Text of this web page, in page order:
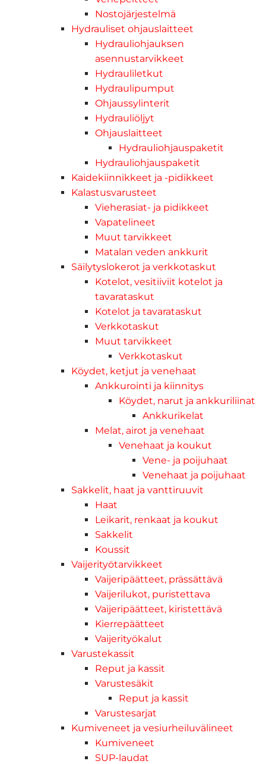
Nostojärjestelmä
Hydrauliset ohjauslaitteet
Hydrauliohjauksen
asennustarvikkeet
Hydrauliletkut
Hydraulipumput
Ohjaussylinterit
Hydrauliöljyt
Ohjauslaitteet
Hydrauliohjauspaketit
Hydrauliohjauspaketit
Kaidekiinnikkeet ja -pidikkeet
Kalastusvarusteet
Vieherasiat- ja pidikkeet
Vapatelineet
Muut tarvikkeet
Matalan veden ankkurit
Säilytyslokerot ja verkkotaskut
Kotelot, vesitiiviit kotelot ja
tavarataskut
Kotelot ja tavarataskut
Verkkotaskut
Muut tarvikkeet
Verkkotaskut
Köydet, ketjut ja venehaat
Ankkurointi ja kiinnitys
Köydet, narut ja ankkuriliinat
Ankkurikelat
Melat, airot ja venehaat
Venehaat ja koukut
Vene- ja poijuhaat
Venehaat ja poijuhaat
Sakkelit, haat ja vanttiruuvit
Haat
Leikarit, renkaat ja koukut
Sakkelit
Koussit
Vaijerityötarvikkeet
Vaijeripäätteet, prässättävä
Vaijerilukot, puristettava
Vaijeripäätteet, kiristettävä
Kierrepäätteet
Vaijerityökalut
Varustekassit
Reput ja kassit
Varustesäkit
Reput ja kassit
Varustesarjat
Kumiveneet ja vesiurheiluvälineet
Kumiveneet
SUP-laudat